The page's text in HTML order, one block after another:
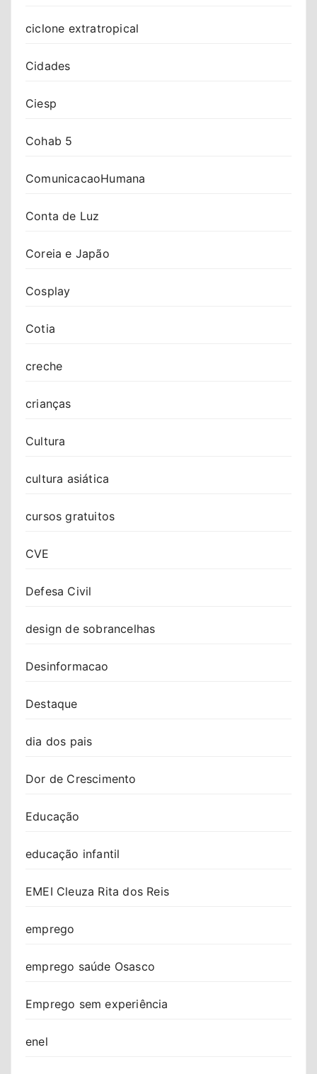
ciclone extratropical
Cidades
Ciesp
Cohab 5
ComunicacaoHumana
Conta de Luz
Coreia e Japão
Cosplay
Cotia
creche
crianças
Cultura
cultura asiática
cursos gratuitos
CVE
Defesa Civil
design de sobrancelhas
Desinformacao
Destaque
dia dos pais
Dor de Crescimento
Educação
educação infantil
EMEI Cleuza Rita dos Reis
emprego
emprego saúde Osasco
Emprego sem experiência
enel